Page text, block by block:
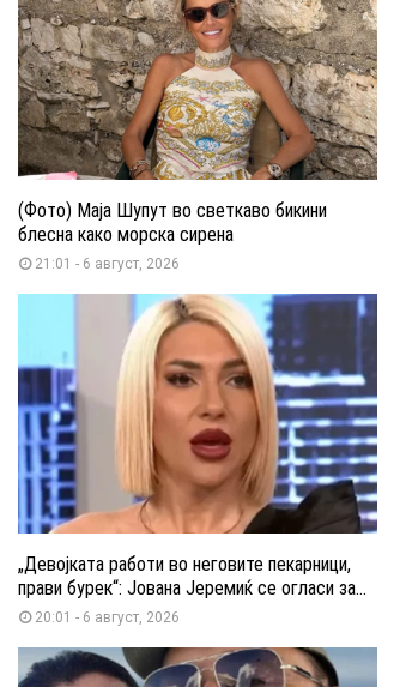
(Фото) Маја Шупут во светкаво бикини
блесна како морска сирена
21:01 - 6 август, 2026
„Девојката работи во неговите пекарници,
прави бурек“: Јована Јеремиќ се огласи за...
20:01 - 6 август, 2026